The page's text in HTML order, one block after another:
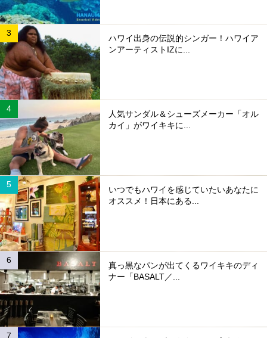
ハワイ出身の伝説的シンガー！ハワイア
ンアーティストIZに...
人気サンダル＆シューズメーカー「オル
カイ」がワイキキに...
いつでもハワイを感じていたいあなたに
オススメ！日本にある...
真っ黒なパンが出てくるワイキキのディ
ナー「BASALT／...